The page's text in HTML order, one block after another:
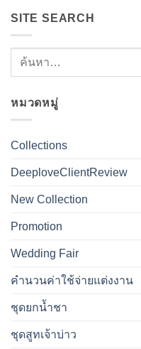
SITE SEARCH
หมวดหมู่
Collections
DeeploveClientReview
New Collection
Promotion
Wedding Fair
คำนวนค่าใช้จ่ายแต่งงาน
ชุดยกน้ำชา
ชุดสูทเจ้าบ่าว